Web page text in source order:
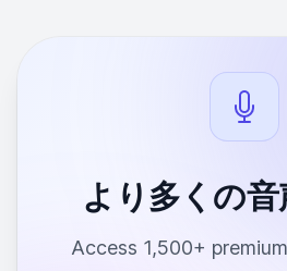
より多くの
Access 1,500+